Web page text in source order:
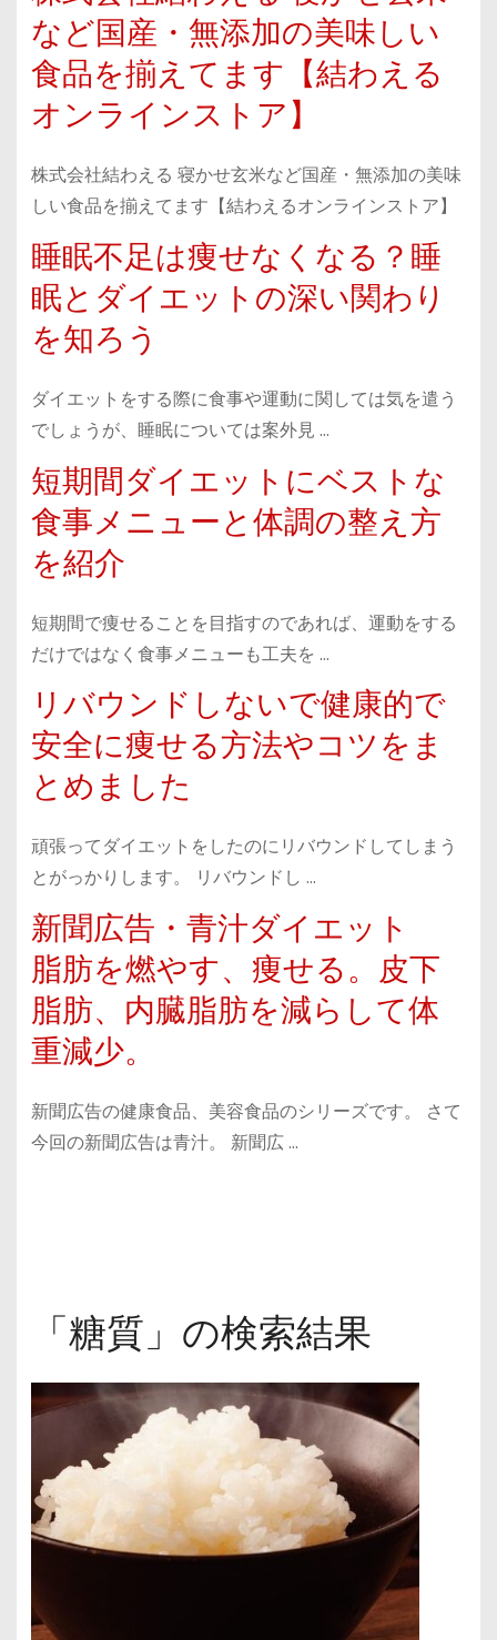
など国産・無添加の美味しい
食品を揃えてます【結わえる
オンラインストア】
株式会社結わえる 寝かせ玄米など国産・無添加の美味
しい食品を揃えてます【結わえるオンラインストア】
睡眠不足は痩せなくなる？睡
眠とダイエットの深い関わり
を知ろう
ダイエットをする際に食事や運動に関しては気を遣う
でしょうが、睡眠については案外見 …
短期間ダイエットにベストな
食事メニューと体調の整え方
を紹介
短期間で痩せることを目指すのであれば、運動をする
だけではなく食事メニューも工夫を …
リバウンドしないで健康的で
安全に痩せる方法やコツをま
とめました
頑張ってダイエットをしたのにリバウンドしてしまう
とがっかりします。 リバウンドし …
新聞広告・青汁ダイエット
脂肪を燃やす、痩せる。皮下
脂肪、内臓脂肪を減らして体
重減少。
新聞広告の健康食品、美容食品のシリーズです。 さて
今回の新聞広告は青汁。 新聞広 …
「糖質」の検索結果